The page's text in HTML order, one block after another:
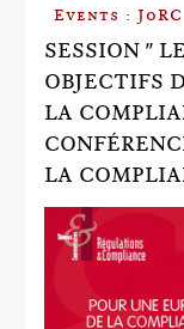
Events : JoRC
SESSION "
OBJECTIFS
LA
LA